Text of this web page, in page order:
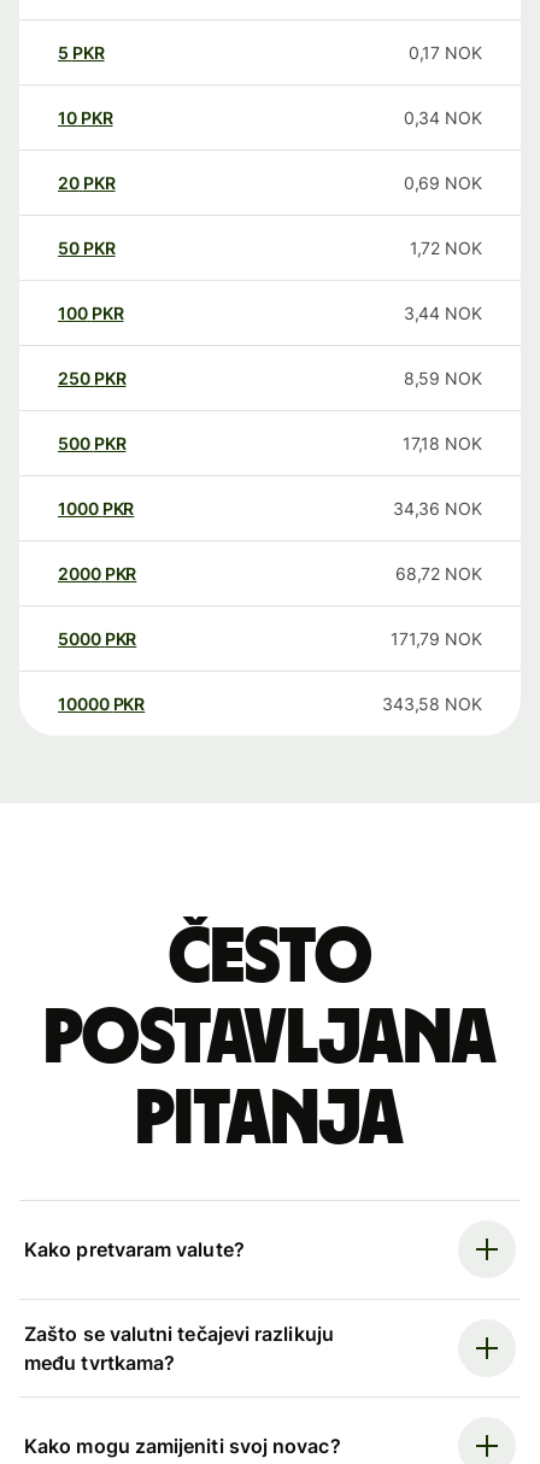
5 PKR 0,17 NOK
10 PKR 0,34 NOK
20 PKR 0,69 NOK
50 PKR 1,72 NOK
100 PKR 3,44 NOK
250 PKR 8,59 NOK
500 PKR 17,18 NOK
1000 PKR 34,36 NOK
2000 PKR 68,72 NOK
5000 PKR 171,79 NOK
10000 PKR 343,58 NOK
Često
postavljana
pitanja
Kako pretvaram valute?
Zašto se valutni tečajevi razlikuju
među tvrtkama?
Kako mogu zamijeniti svoj novac?